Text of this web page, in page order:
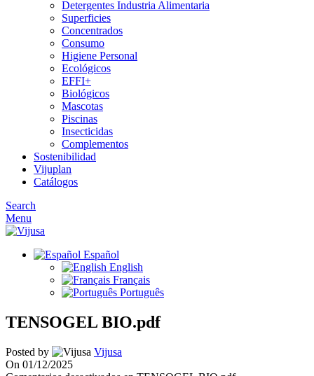
Detergentes Industria Alimentaria
Superficies
Concentrados
Consumo
Higiene Personal
Ecológicos
EFFI+
Biológicos
Mascotas
Piscinas
Insecticidas
Complementos
Sostenibilidad
Vijuplan
Catálogos
Search
Menu
Español
English
Français
Português
TENSOGEL BIO.pdf
Posted by
Vijusa
On 01/12/2025